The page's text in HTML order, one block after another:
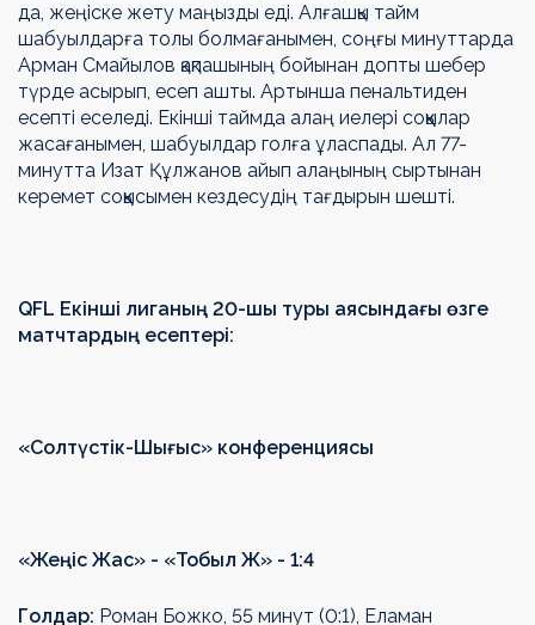
да, жеңіске жету маңызды еді. Алғашқы тайм
шабуылдарға толы болмағанымен, соңғы минуттарда
Арман Смайылов қақпашының бойынан допты шебер
түрде асырып, есеп ашты. Артынша пенальтиден
есепті еселеді. Екінші таймда алаң иелері соққылар
жасағанымен, шабуылдар голға ұласпады. Ал 77-
минутта Изат Құлжанов айып алаңының сыртынан
керемет соққысымен кездесудің тағдырын шешті.
QFL Екінші лиганың 20-шы туры аясындағы өзге
матчтардың есептері:
«Солтүстік-Шығыс» конференциясы
«Жеңіс Жас» - «Тобыл Ж» - 1:4
Голдар: Роман Божко, 55 минут (0:1), Еламан